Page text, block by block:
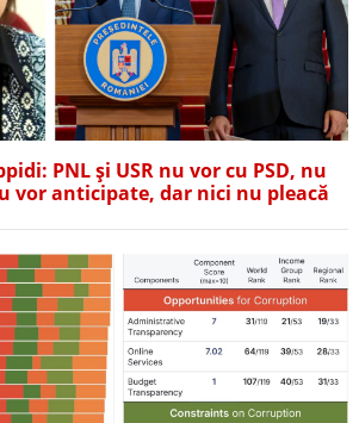
PNL și USR nu vor cu PSD, nu
vor anticipate, dar nici nu pleacă